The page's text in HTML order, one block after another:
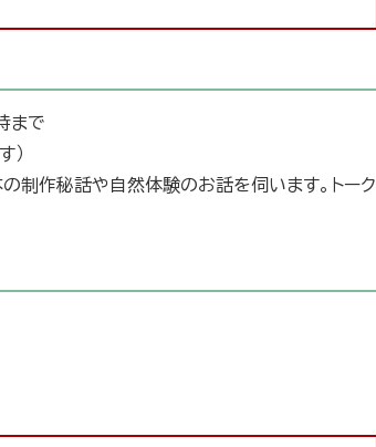
まで
）
制作秘話や自然体験のお話を伺います。トーク